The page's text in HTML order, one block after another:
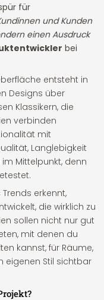
für
und Kunden
einen Ausdruck
bei
entsteht in
Designs über
Klassikern, die
verbinden
mit
Langlebigkeit
Mittelpunkt, denn
erkennt,
die wirklich zu
sollen nicht nur gut
mit denen du
kannst, für Räume,
eigenen Stil sichtbar